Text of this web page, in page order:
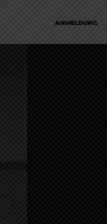
ANMELDUNG